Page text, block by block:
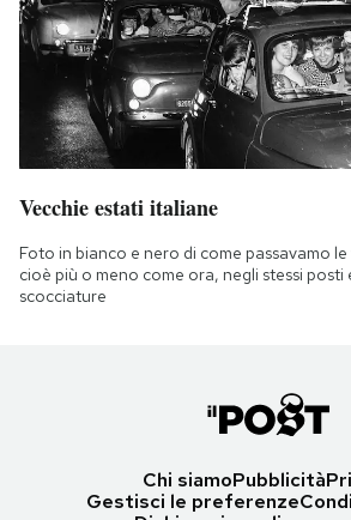
Vecchie estati italiane
Foto in bianco e nero di come passavamo
cioè più o meno come ora, negli stessi posti
scocciature
Chi siamoPubblicità
Gestisci le preferenze